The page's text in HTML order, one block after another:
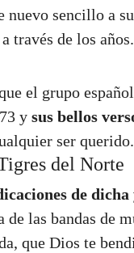
nuevo sencillo a
a través de los años.
el grupo
y sus bellos
ser querido.
del Norte
de dicha
de las bandas de
que Dios te